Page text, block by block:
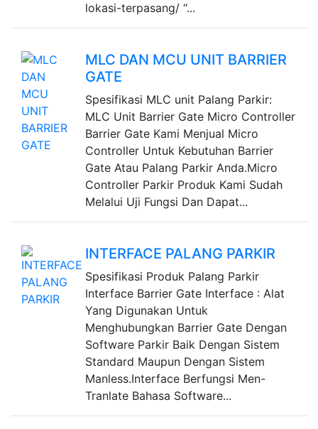
lokasi-terpasang/ “...
MLC DAN MCU UNIT BARRIER
GATE
Spesifikasi MLC unit Palang Parkir:
MLC Unit Barrier Gate Micro Controller
Barrier Gate Kami Menjual Micro
Controller Untuk Kebutuhan Barrier
Gate Atau Palang Parkir Anda.Micro
Controller Parkir Produk Kami Sudah
Melalui Uji Fungsi Dan Dapat...
INTERFACE PALANG PARKIR
Spesifikasi Produk Palang Parkir
Interface Barrier Gate Interface : Alat
Yang Digunakan Untuk
Menghubungkan Barrier Gate Dengan
Software Parkir Baik Dengan Sistem
Standard Maupun Dengan Sistem
Manless.Interface Berfungsi Men-
Tranlate Bahasa Software...